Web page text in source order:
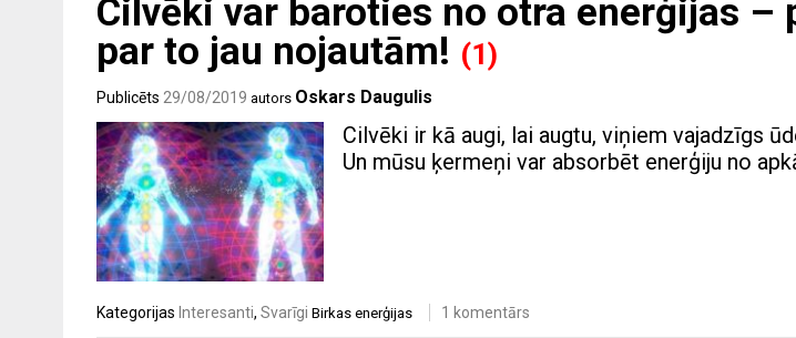
Cilvēki var baroties no otra enerģijas –
par to jau nojautām! (1)
Publicēts 29/08/2019 autors Oskars Daugulis
Cilvēki ir kā augi, lai augtu, viņiem vajadzīgs
Un mūsu ķermeņi var absorbēt enerģiju no
Kategorijas Interesanti, Svarīgi Birkas enerģijas 1 komentārs